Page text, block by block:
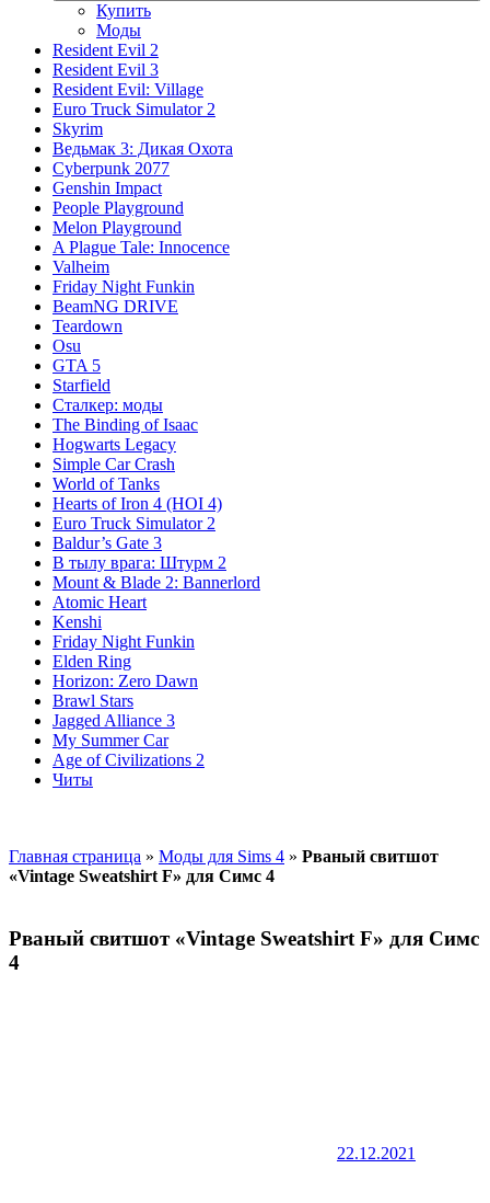
Купить
Моды
Resident Evil 2
Resident Evil 3
Resident Evil: Village
Euro Truck Simulator 2
Skyrim
Ведьмак 3: Дикая Охота
Cyberpunk 2077
Genshin Impact
People Playground
Melon Playground
A Plague Tale: Innocence
Valheim
Friday Night Funkin
BeamNG DRIVE
Teardown
Osu
GTA 5
Starfield
Сталкер: моды
The Binding of Isaac
Hogwarts Legacy
Simple Car Crash
World of Tanks
Hearts of Iron 4 (HOI 4)
Euro Truck Simulator 2
Baldur’s Gate 3
В тылу врага: Штурм 2
Mount & Blade 2: Bannerlord
Atomic Heart
Kenshi
Friday Night Funkin
Elden Ring
Horizon: Zero Dawn
Brawl Stars
Jagged Alliance 3
My Summer Car
Age of Civilizations 2
Читы
Главная страница » Моды для Sims 4 » Рваный свитшот
«Vintage Sweatshirt F» для Симс 4
Рваный свитшот «Vintage Sweatshirt F» для Симс
4
22.12.2021